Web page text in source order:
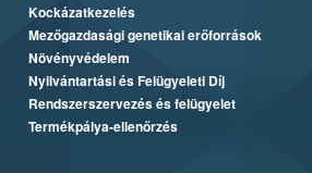
Kockázatkezelés
Mezőgazdasági genetikai erőforrások
Növényvédelem
Nyilvántartási és Felügyeleti Díj
Rendszerszervezés és felügyelet
Termékpálya-ellenőrzés